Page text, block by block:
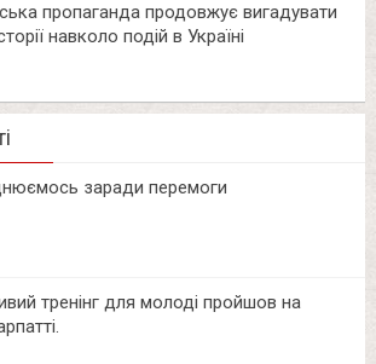
пропаганда продовжує вигадувати
навколо подій в Україні
заради перемоги
тренінг для молоді пройшов на